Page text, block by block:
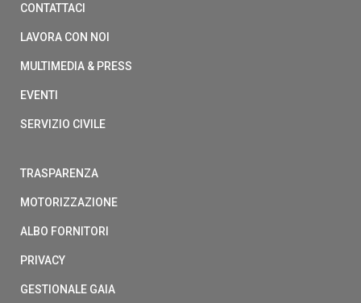
CONTATTACI
LAVORA CON NOI
MULTIMEDIA & PRESS
EVENTI
SERVIZIO CIVILE
TRASPARENZA
MOTORIZZAZIONE
ALBO FORNITORI
PRIVACY
GESTIONALE GAIA